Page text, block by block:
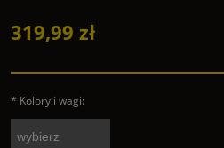
319,99 zł
* Kolory i wagi: